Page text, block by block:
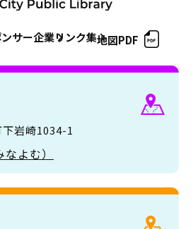
サー企業リンク集地図PDF
岩崎1034-1
よむ）